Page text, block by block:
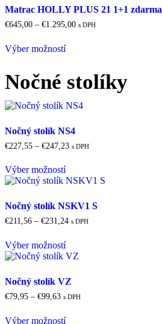
variantov.
si
vybrať
produktu.
Matrac HOLLY PLUS 21 1+1 zdarma
€645,00 – €1.295,00Price
s DPH
Výber možnostíprodukt
variantov.
si
vybrať
na
stránke
Nočné stolíky
Nočný stolík NS4
€227,55 – €247,23Price
€247,23
s DPH
Výber možnostíprodukt
má
variantov.
si
vybrať
na
produktu.
Nočný stolík NSKV1 S
€211,56 – €231,24Price
€231,24
s DPH
Výber možnostíprodukt
má
variantov.
si
Nočný stolík VZ
€79,95 – €99,63Price
€79,95
s DPH
Výber možnostíprodukt